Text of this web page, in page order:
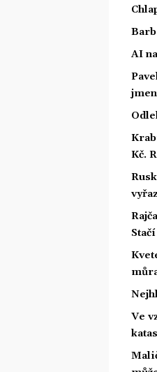
AI
Kč.
Ve